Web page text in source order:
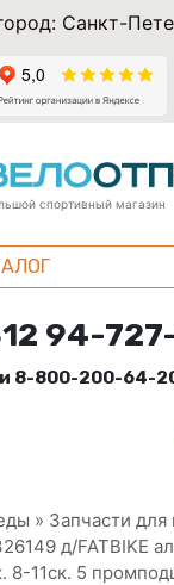
Санкт-
спортивный магазин
94-
8-800-200-64-
» Запчасти для
д/FATBIKE
8-11ск. 5